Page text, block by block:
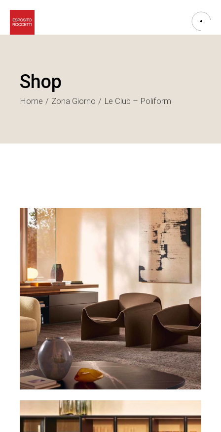
Shop
Home Zona Giorno Le Club – Poliform